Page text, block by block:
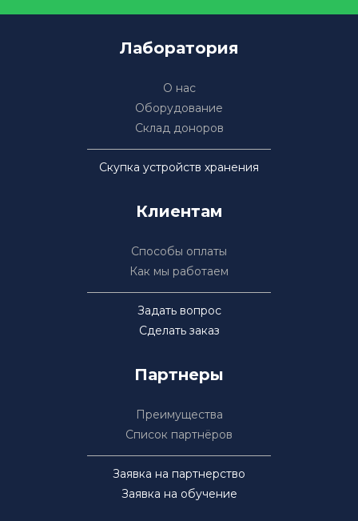
Лаборатория
О нас
Оборудование
Склад доноров
Скупка устройств хранения
Клиентам
Способы оплаты
Как мы работаем
Задать вопрос
Сделать заказ
Партнеры
Преимущества
Список партнёров
Заявка на партнерство
Заявка на обучение